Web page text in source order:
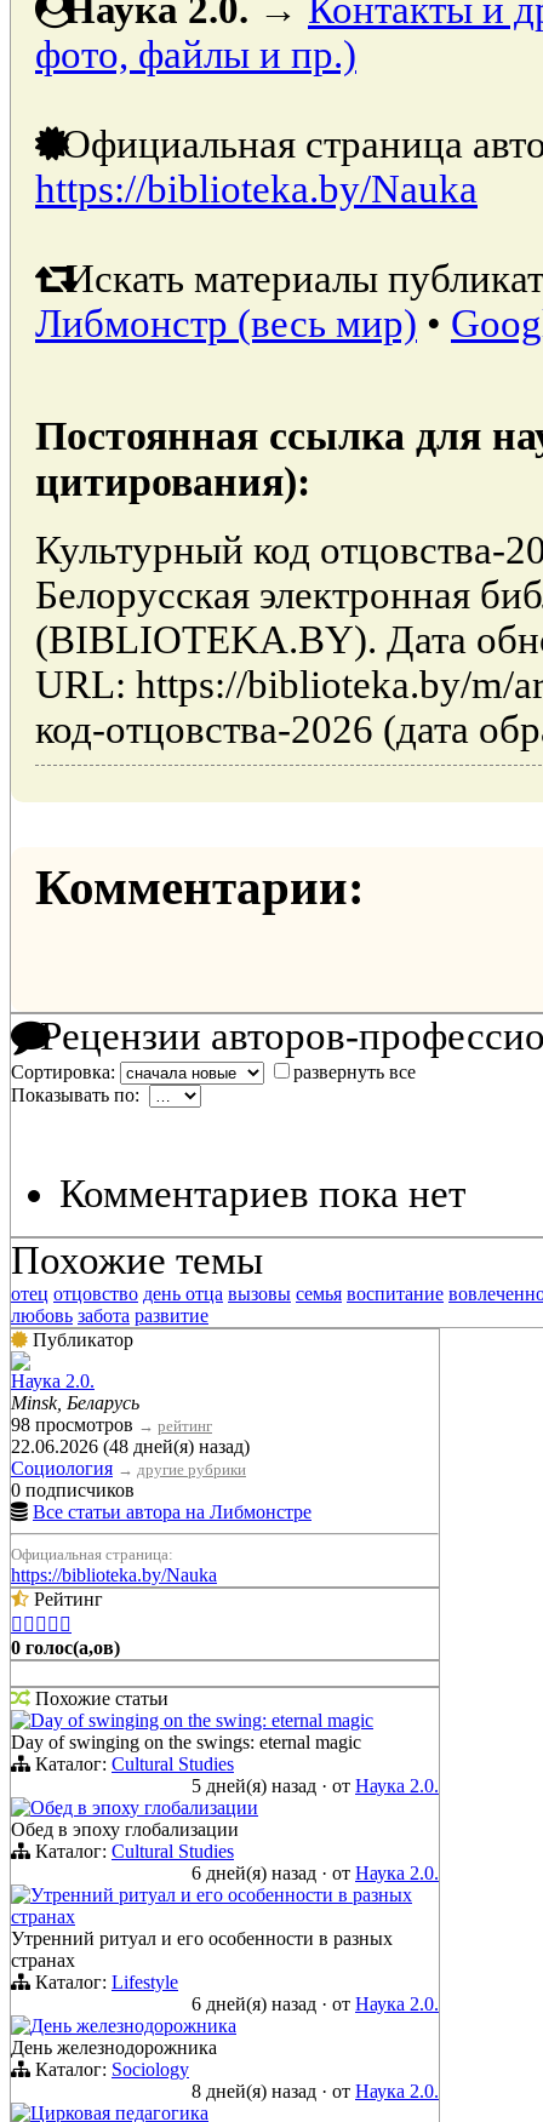
Наука 2.0. → Контакты и
фото, файлы и пр.)
Официальная страница
https://biblioteka.by/Nauka
Искать материалы
Либмонстр (весь мир) •
Постоянная ссылка для
цитирования):
Культурный код отцовства-
Белорусская электронная
(BIBLIOTEKA.BY). Дата
URL: https://biblioteka.by/m/
код-отцовства-2026 (дата
Комментарии:
Рецензии авторов-
Сортировка:
развернуть все
Показывать по:
Комментариев пока нет
Похожие темы
отец отцовство день отца вызовы семья воспитание
любовь забота развитие
Публикатор
Наука 2.0.
Minsk, Беларусь
98 просмотров → рейтинг
22.06.2026 (48 дней(я) назад)
Социология → другие рубрики
0 подписчиков
Все статьи автора на Либмонстре
Официальная страница:
https://biblioteka.by/Nauka
Рейтинг
    
0 голос(а,ов)
Похожие статьи
Day of swinging on the swing: eternal magic
Day of swinging on the swings: eternal magic
Каталог: Cultural Studies
5 дней(я) назад · от Наука 2.0.
Обед в эпоху глобализации
Обед в эпоху глобализации
Каталог: Cultural Studies
6 дней(я) назад · от Наука 2.0.
Утренний ритуал и его особенности в разных
странах
Утренний ритуал и его особенности в разных
странах
Каталог: Lifestyle
6 дней(я) назад · от Наука 2.0.
День железнодорожника
День железнодорожника
Каталог: Sociology
8 дней(я) назад · от Наука 2.0.
Цирковая педагогика